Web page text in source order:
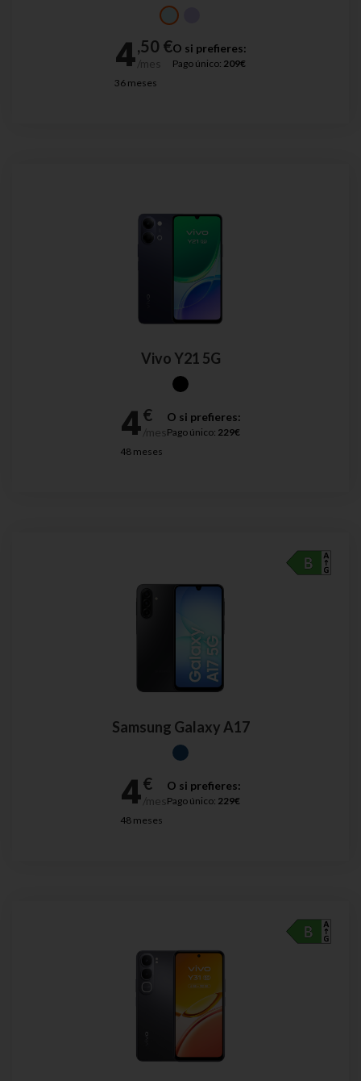
36 meses
O si prefieres:
Pago único: 209€
Vivo Y21 5G
48 meses
O si prefieres:
Pago único: 229€
Samsung Galaxy A17
48 meses
O si prefieres:
Pago único: 229€